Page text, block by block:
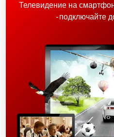
Телевидение на
- подключайте